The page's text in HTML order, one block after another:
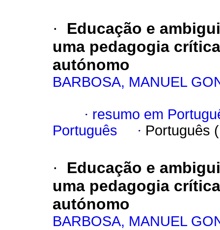
·
Educação e
uma pedagogia
autónomo
BARBOSA, MANUEL
· resumo em
Português
· Português
·
Educação e
uma pedagogia
autónomo
BARBOSA, MANUEL